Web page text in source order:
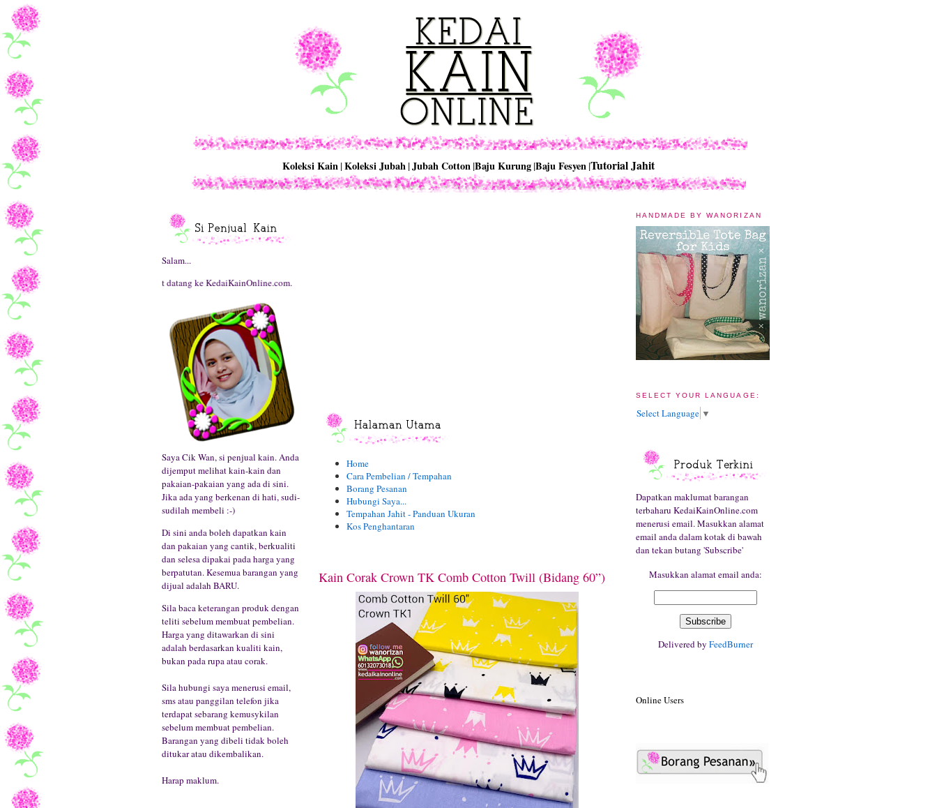
Koleksi Kain|Koleksi Jubah|Jubah Cotton|Baju Kurung|Baju Fesyen|Tutorial Jahit
Salam...
Selamat datang ke KedaiKainOnline.com.
Saya Cik Wan, si penjual kain. Anda
dijemput melihat kain-kain dan
pakaian-pakaian yang ada di sini.
Jika ada yang berkenan di hati, sudi-
sudilah membeli :-)
Di sini anda boleh dapatkan kain
dan pakaian yang cantik, berkualiti
dan selesa dipakai pada harga yang
berpatutan. Kesemua barangan yang
dijual adalah BARU.
Sila baca keterangan produk dengan
teliti sebelum membuat pembelian.
Harga yang ditawarkan di sini
adalah berdasarkan kualiti kain,
bukan pada rupa atau corak.
Sila hubungi saya menerusi email,
sms atau panggilan telefon jika
terdapat sebarang kemusykilan
sebelum membuat pembelian.
Barangan yang dibeli tidak boleh
ditukar atau dikembalikan.
Harap maklum.
Home
Cara Pembelian / Tempahan
Borang Pesanan
Hubungi Saya...
Tempahan Jahit - Panduan Ukuran
Kos Penghantaran
Kain Corak Crown TK Comb Cotton Twill (Bidang 60”)
HANDMADE BY WANORIZAN
SELECT YOUR LANGUAGE:
Select Language ▼
Dapatkan maklumat barangan
terbaharu KedaiKainOnline.com
menerusi email. Masukkan alamat
email anda dalam kotak di bawah
dan tekan butang 'Subscribe'
Masukkan alamat email anda:
Delivered by FeedBurner
Online Users